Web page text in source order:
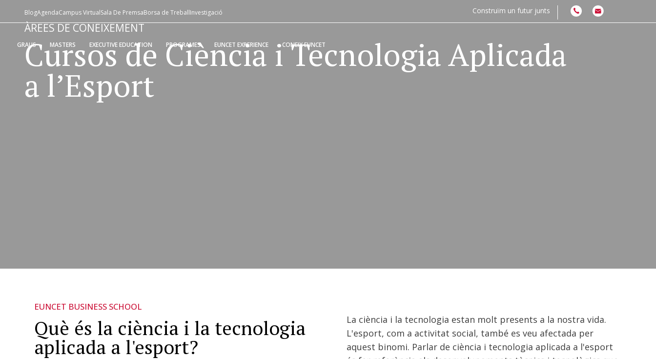
GRAUS MASTERS EXECUTIVE EDUCATION PROGRAMES EUNCET EXPERIENCE CONEIX EUNCET
BlogAgendaCampus VirtualSala De PremsaBorsa de TreballInvestigació Construïm un futur junts
ÀREES DE CONEIXEMENT
Cursos de Ciència i Tecnologia Aplicada
a l’Esport
EUNCET BUSINESS SCHOOL
Què és la ciència i la tecnologia
aplicada a l'esport?
La ciència i la tecnologia estan molt presents a la nostra vida.
L'esport, com a activitat social, també es veu afectada per
aquest binomi. Parlar de ciència i tecnologia aplicada a l'esport